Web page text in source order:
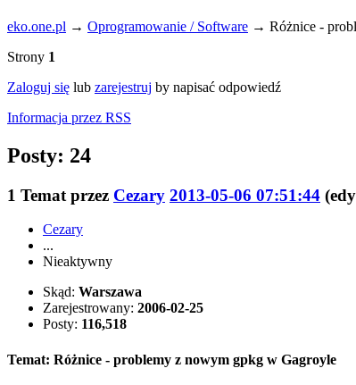
eko.one.pl → Oprogramowanie / Software → Różnice -
Strony 1
Zaloguj się lub zarejestruj by napisać odpowiedź
Informacja przez RSS
Posty: 24
1 Temat przez Cezary 2013-05-06 07:51:44
Cezary
...
Nieaktywny
Skąd: Warszawa
Zarejestrowany: 2006-02-25
Posty: 116,518
Temat: Różnice - problemy z nowym gpkg w Gagroyle